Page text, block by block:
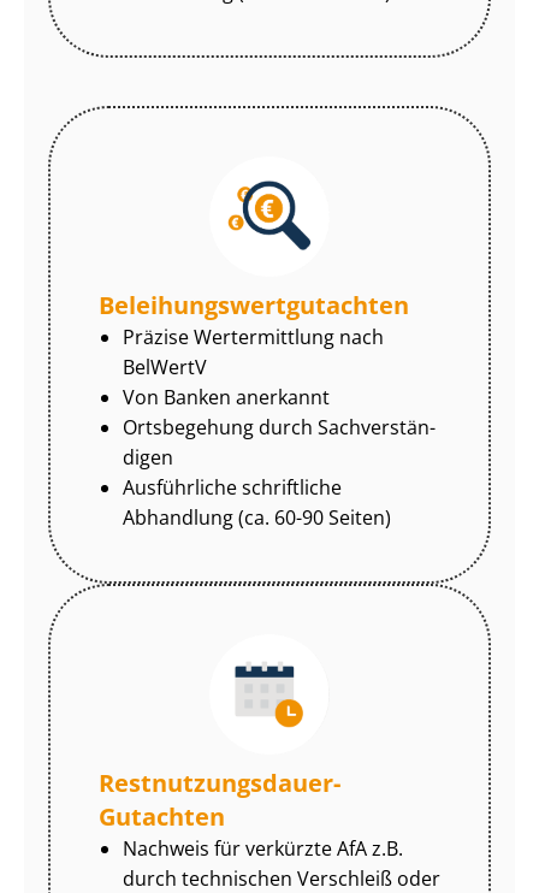
Be­lei­hungs­wert­gut­ach­ten
Präzise Wertermittlung nach
BelWertV
Von Banken anerkannt
Ortsbegehung durch Sach­ver­stän­
di­gen
Ausführliche schriftliche
Abhandlung (ca. 60-90 Seiten)
Rest­nut­zungs­dau­er-
Gutachten
Nachweis für verkürzte AfA z.B.
durch technischen Verschleiß oder